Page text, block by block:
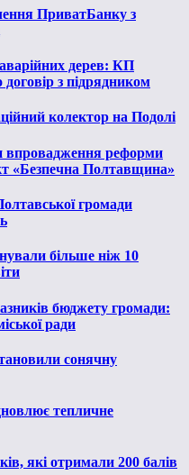
ПриватБанку з
дерев: КП
з підрядником
колектор на Подолі
впровадження реформи
«Безпечна Полтавщина»
громади
більше ніж 10
бюджету громади:
ради
сонячну
тепличне
які отримали 200 балів